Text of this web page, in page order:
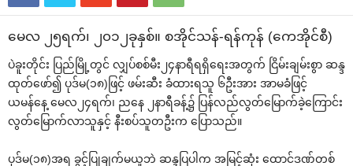
‌မေလ ၂၅ရက်၊ ၂၀၁၂ခုနှစ်။ စအိုင်သန်-ရန်ကုန် (‌ကေအိုင်စီ)
ပဲခူးတိုင်း ပြည်မြို့တွင် လျှပ်စစ်မီး၂၄နာရီရရှိ‌ရေးအတွက် ငြိမ်းချမ်းစွာ ဆန္ဒ
ထုတ်‌ဖော်၍ ပုဒ်မ(၁၈)ဖြင့် ဖမ်းဆီး ခံထားရသူ ၆ဦးအား အာမခံဖြင့်
ယမန်‌နေ့ ‌မေလ၂၄ရက်၊ ည‌နေ ၂နာရီခန့်၌ ပြန်လည်လွတ်‌မြောက်ခဲ့‌ကြောင်း
လွတ်‌မြောက်လာသူနှင့် နီးစပ်သူတဦးက ‌ပြောသည်။
ပုဒ်မ(၁၈)အရ ခွင့်ပြုချက်မယူဘဲ ဆန္ဒပြပါက အမြင့်ဆုံး ‌ထောင်ဒဏ်တစ်